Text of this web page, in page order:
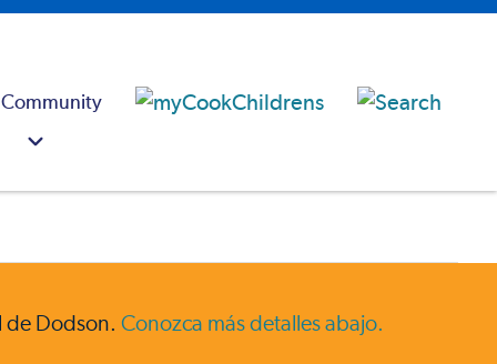
de Dodson. Conozca más detalles abajo.